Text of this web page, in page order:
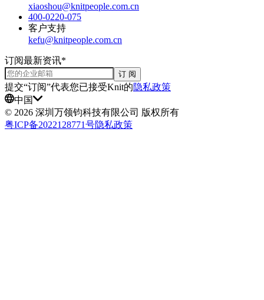
xiaoshou@knitpeople.com.cn
400-0220-075
客户支持
kefu@knitpeople.com.cn
订阅最新资讯*
订 阅
提交“订阅”代表您已接受Knit的隐私政策
中国
© 2026 深圳万领钧科技有限公司 版权所有
粤ICP备2022128771号隐私政策